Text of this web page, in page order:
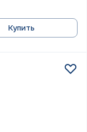
Купить